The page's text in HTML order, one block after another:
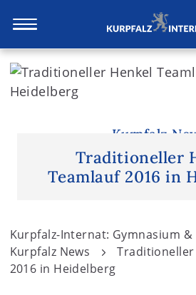
S
Kurpfalz
Traditioneller
Teamlauf 2016 in
Kurpfalz-Internat: Gymnasium &
Kurpfalz News
Traditioneller
2016 in Heidelberg